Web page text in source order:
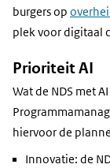
burgers op
plek voor digitaal
Prioriteit AI
Wat de NDS met
hiervoor de
Innovatie: de